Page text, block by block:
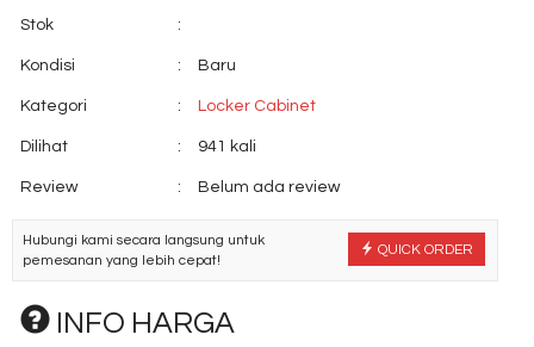
Stok :
Kondisi : Baru
Kategori : Locker Cabinet
Dilihat : 941 kali
Review : Belum ada review
QUICK ORDER
Hubungi kami secara langsung untuk
pemesanan yang lebih cepat!
INFO HARGA